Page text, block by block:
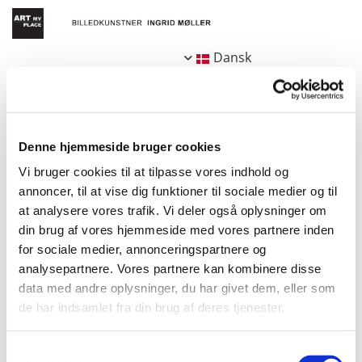
Denne hjemmeside bruger cookies
Vi bruger cookies til at tilpasse vores indhold og
annoncer, til at vise dig funktioner til sociale medier og til
at analysere vores trafik. Vi deler også oplysninger om
din brug af vores hjemmeside med vores partnere inden
for sociale medier, annonceringspartnere og
analysepartnere. Vores partnere kan kombinere disse
data med andre oplysninger, du har givet dem, eller som
de har indsamlet fra din brug af deres tjenester.
Dansk
Blandede bolsjer
Lorem ipsum dolor sit amet, consectetur adipiscing elit. Ut tempus
leo magna, a aliquet est congue quis. Donec ullamcorper
adipiscing blandit. Aliquam ornare lectus at erat hendrerit
convallis. Proin euismod aliquam enim, eget pellentesque neque
congue in. Quisque interdum elementum justo quis pharetra.
Curabitur turpis dui, rutrum eget purus vitae, pellentesque semper